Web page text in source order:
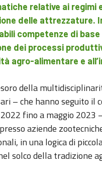
relative ai regimi
delle attrezzature.
competenze di
dei processi
agro-alimentare e
della
– che hanno seguito il
fino a maggio 2023
aziende
in una logica di
solco della tradizione